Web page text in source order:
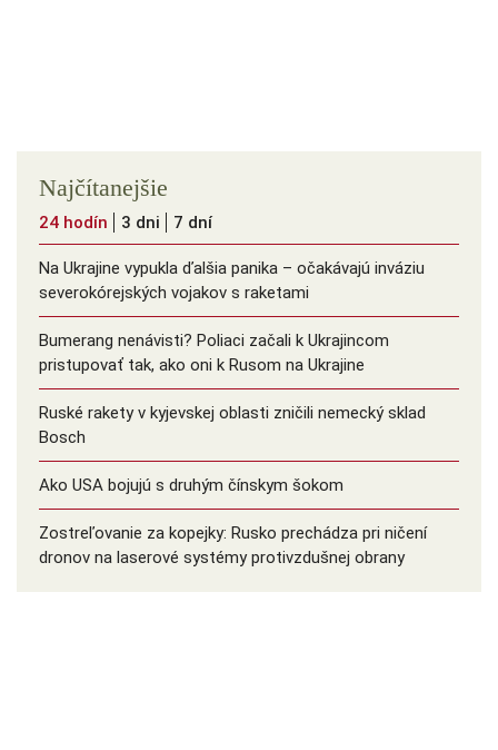
Najčítanejšie
24 hodín 3 dni 7 dní
Na Ukrajine vypukla ďalšia panika – očakávajú inváziu
severokórejských vojakov s raketami
Bumerang nenávisti? Poliaci začali k Ukrajincom
pristupovať tak, ako oni k Rusom na Ukrajine
Ruské rakety v kyjevskej oblasti zničili nemecký sklad
Bosch
Ako USA bojujú s druhým čínskym šokom
Zostreľovanie za kopejky: Rusko prechádza pri ničení
dronov na laserové systémy protivzdušnej obrany